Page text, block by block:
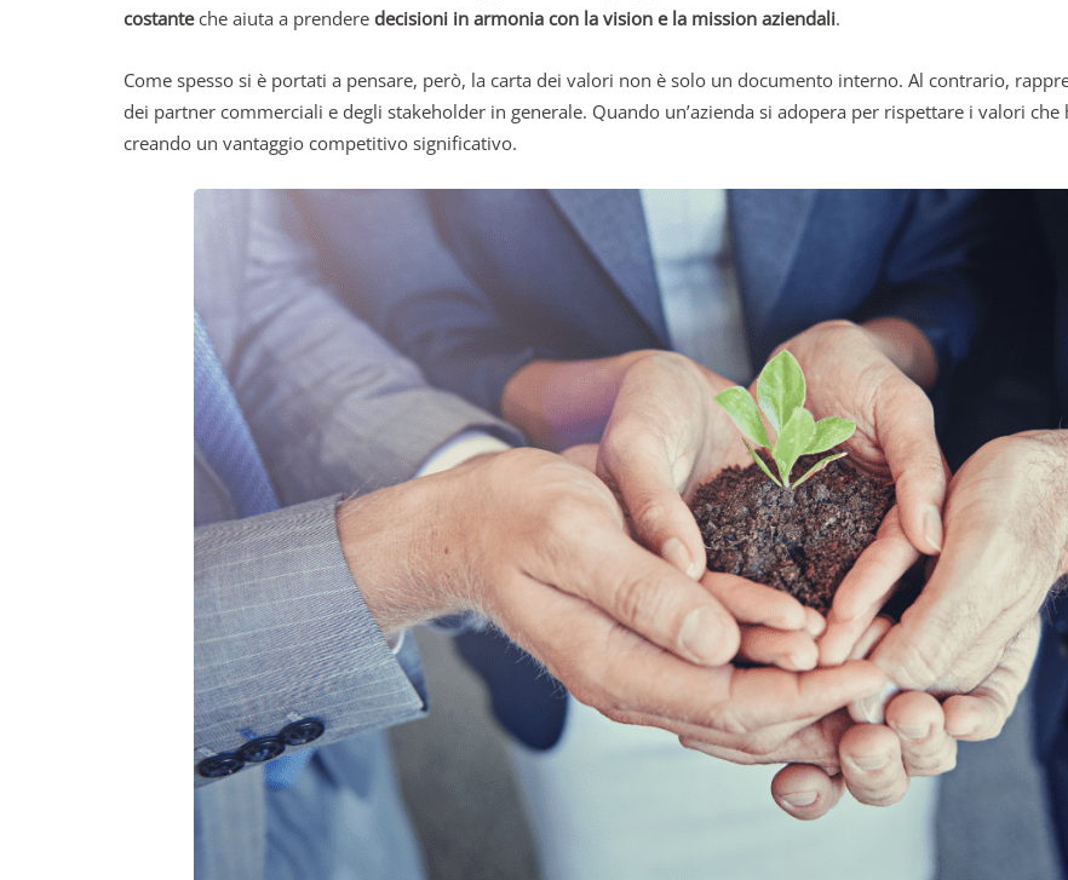
costanteche aiuta a prendere decisioni in armonia con la vision e la mission aziendali.
Come spesso si è portati a pensare, però, la carta dei valori non è solo un documento interno. Al contrario,
dei partner commerciali e degli stakeholder in generale. Quando un’azienda si adopera per rispettare i valori che
creando un vantaggio competitivo significativo.